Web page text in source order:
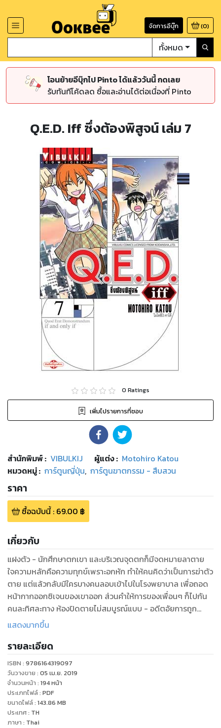
จัดการอีบุ๊ก (0)
ทั้งหมด
โอนย้ายอีบุ๊กไป Pinto ได้แล้ววันนี้ กดเลย
รับทันทีโค้ดลด ซื้อและอ่านได้ต่อเนื่องที่ Pinto
Q.E.D. Iff ซึ่งต้องพิสูจน์ เล่ม 7
0 Ratings
เพิ่มไปรายการที่ชอบ
สำนักพิมพ์: VIBULKIJ ผู้แต่ง : Motohiro Katou
หมวดหมู่: การ์ตูนญี่ปุ่น, การ์ตูนฆาตกรรม - สืบสวน
ราคา
ซื้อฉบับนี้: 69.00 ฿
เกี่ยวกับ
แฝงตัว - นักศึกษาตกเขา และบริเวณจุดตกก็มีจดหมายลาตาย
ใจความหลักคือความทุกข์เพราะอกหัก ทําให้คนคิดว่าเป็นการฆ่าตัว
ตาย แต่แล้วกลับมีใครบางคนลอบเข้าไปในโรงพยาบาล เพื่อถอด
หน้ากากออกซิเจนของเขาออก ส่วนคําให้การของเพื่อนๆ ก็ไปกัน
คนละทิศละทาง ห้องปิดตายไม่สมบูรณ์แบบ - อดีตอัยการถูก
สังหารที่บ้านพักของตนเอง และนางพยาบาลนอกสถานที่ คนที่ล้ม
สงสัยการสืบสวนคดี จึงได้เข้าคลี่คลายปริศนา “ห้องปิดตายไม่
สมบูรณ์แบบ”
แสดงมากขึ้น
รายละเอียด
ISBN : 9786164319097
วันวางขาย : 05 เม.ย. 2019
จำนวนหน้า : 194หน้า
ประเภทไฟล์: PDF
ขนาดไฟล์: 143.86 MB
ประเทศ: TH
ภาษา : Thai